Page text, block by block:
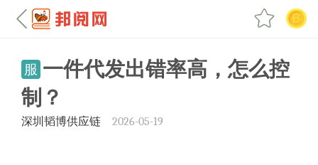
服 一件代发出错率高，怎么控
制？
深圳韬博供应链 2026-05-19